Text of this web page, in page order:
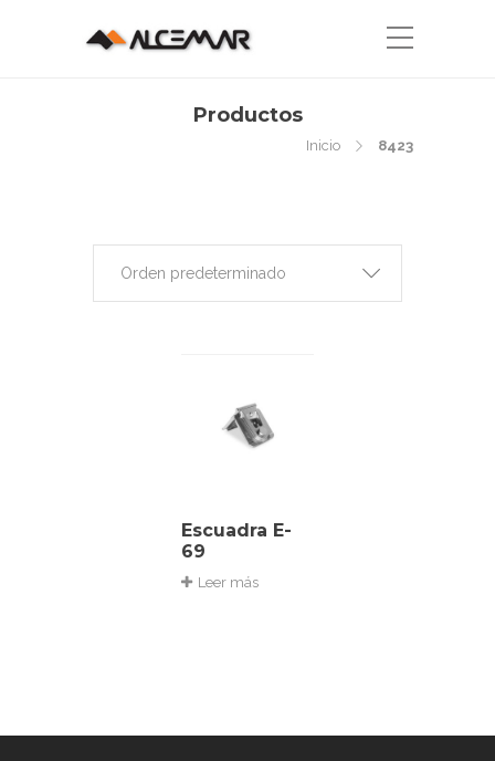
Productos
Inicio 8423
Orden predeterminado
Escuadra E-
69
Leer más